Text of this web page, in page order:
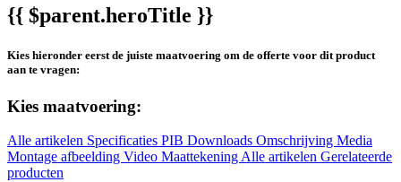
{{ $parent.heroTitle }}
Kies hieronder eerst de juiste maatvoering om de offerte voor dit product
aan te vragen:
Kies maatvoering:
Alle artikelen Specificaties PIB Downloads Omschrijving Media
Montage afbeelding Video MaattekeningAlle artikelen Gerelateerde
producten